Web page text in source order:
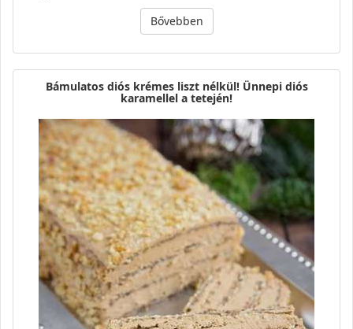
Bővebben
Bámulatos diós krémes liszt nélkül! Ünnepi diós
karamellel a tetején!